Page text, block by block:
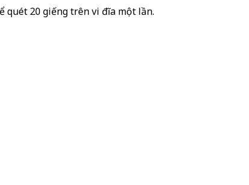
quét 20 giếng trên vi đĩa một lần.